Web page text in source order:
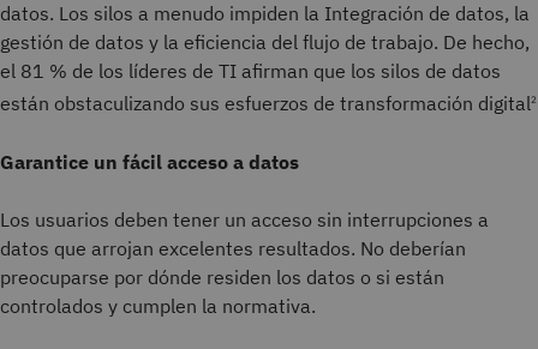
datos. Los silos a menudo impiden la Integración de datos, la
gestión de datos y la eficiencia del flujo de trabajo. De hecho,
el 81 % de los líderes de TI afirman que los silos de datos
están obstaculizando sus esfuerzos de transformación digital2
Garantice un fácil acceso a datos
Los usuarios deben tener un acceso sin interrupciones a
datos que arrojan excelentes resultados. No deberían
preocuparse por dónde residen los datos o si están
controlados y cumplen la normativa.